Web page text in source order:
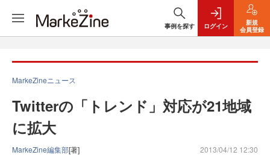
事例を探す ログイン
新規
会員登録
MarkeZineニュース
Twitterの「トレンド」対応が21地域
に拡大
MarkeZine編集部[著] 2013/04/12 12:30